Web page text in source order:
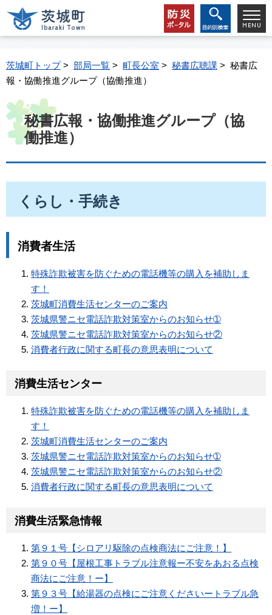
茨城町トップ> 部局一覧 > 町長公室 > 秘書広聴課 > 秘書広
報・協働推進グループ（協働推進）
秘書広報・協働推進グループ（協
働推進）
くらし・手続き
消費者生活
特殊詐欺被害を防ぐための電話機等の購入を補助しま
す！
茨城町消費生活センターのご案内
茨城県警ニセ電話詐欺対策室からのお知らせ➀
茨城県警ニセ電話詐欺対策室からのお知らせ②
消費者行政に関する町長の意思表明について
消費生活センター
特殊詐欺被害を防ぐための電話機等の購入を補助しま
す！
茨城町消費生活センターのご案内
茨城県警ニセ電話詐欺対策室からのお知らせ➀
茨城県警ニセ電話詐欺対策室からのお知らせ②
消費者行政に関する町長の意思表明について
消費生活緊急情報
第９１号【シロアリ駆除の点検商法にご注意！】
第９０号【屋根工事トラブル注意報ー不安をあおる点検
商法にご注意！ー】
第９３号【給湯器の点検にご注意くださいートラブル急
増！ー】